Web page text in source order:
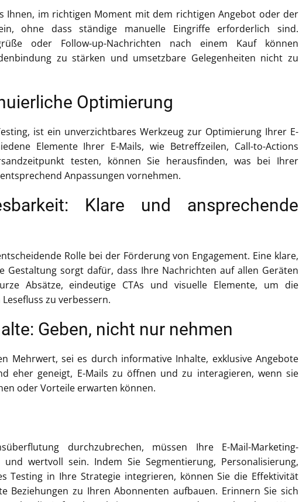
Ihnen, im richtigen Moment mit dem richtigen Angebot oder der
ohne dass ständige manuelle Eingriffe erforderlich sind.
oder Follow-up-Nachrichten nach einem Kauf können
zu stärken und umsetzbare Gelegenheiten nicht zu
Optimierung
ist ein unverzichtbares Werkzeug zur Optimierung Ihrer E-
Elemente Ihrer E-Mails, wie Betreffzeilen, Call-to-Actions
testen, können Sie herausfinden, was bei Ihrer
Anpassungen vornehmen.
Klare und ansprechende
Rolle bei der Förderung von Engagement. Eine klare,
Gestaltung sorgt dafür, dass Ihre Nachrichten auf allen Geräten
Absätze, eindeutige CTAs und visuelle Elemente, um die
zu verbessern.
Geben, nicht nur nehmen
Mehrwert, sei es durch informative Inhalte, exklusive Angebote
eher geneigt, E-Mails zu öffnen und zu interagieren, wenn sie
oder Vorteile erwarten können.
durchzubrechen, müssen Ihre E-Mail-Marketing-
wertvoll sein. Indem Sie Segmentierung, Personalisierung,
Testing in Ihre Strategie integrieren, können Sie die Effektivität
Beziehungen zu Ihren Abonnenten aufbauen. Erinnern Sie sich